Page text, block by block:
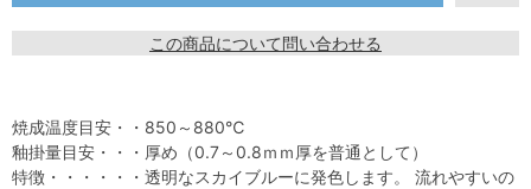
この商品について問い合わせる
焼成温度目安・・850～880℃
釉掛量目安・・・厚め（0.7～0.8ｍｍ厚を普通として）
特徴・・・・・・透明なスカイブルーに発色します。 流れやすいの